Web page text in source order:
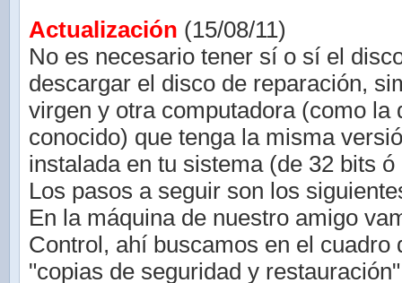
Actualización (15/08/11)
No es necesario tener sí o sí el
descargar el disco de reparación,
virgen y otra computadora (como la
conocido) que tenga la misma
instalada en tu sistema (de 32 bits ó
Los pasos a seguir son los
En la máquina de nuestro amigo
Control, ahí buscamos en el cuadro
"copias de seguridad y